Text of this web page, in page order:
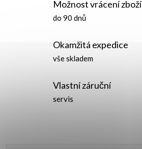
Možnost vrácení zboží
do 90 dnů
Okamžitá expedice
vše skladem
Vlastní záruční
servis